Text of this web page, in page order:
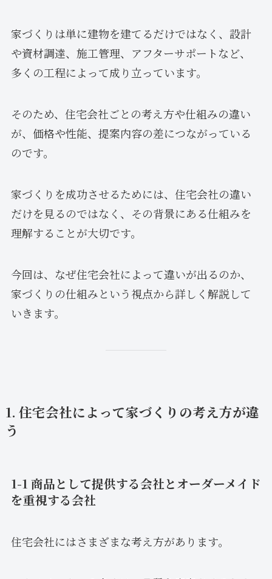
家づくりは単に建物を建てるだけではなく、設計
や資材調達、施工管理、アフターサポートなど、
多くの工程によって成り立っています。
そのため、住宅会社ごとの考え方や仕組みの違い
が、価格や性能、提案内容の差につながっている
のです。
家づくりを成功させるためには、住宅会社の違い
だけを見るのではなく、その背景にある仕組みを
理解することが大切です。
今回は、なぜ住宅会社によって違いが出るのか、
家づくりの仕組みという視点から詳しく解説して
いきます。
1. 住宅会社によって家づくりの考え方が違
う
1-1 商品として提供する会社とオーダーメイド
を重視する会社
住宅会社にはさまざまな考え方があります。